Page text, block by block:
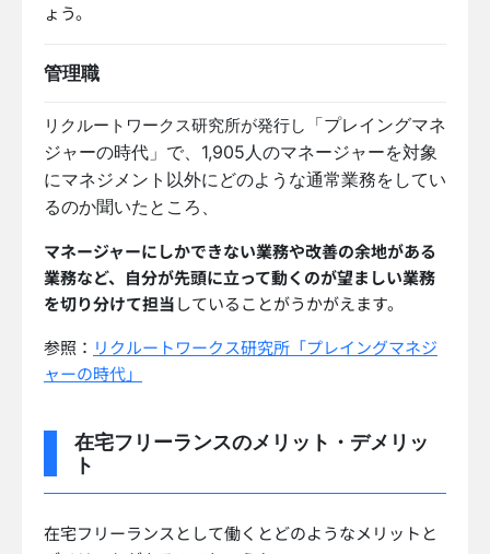
ょう。
管理職
リクルートワークス研究所が発行し 「プレイングマネ
ジャーの時代」で、1,905人のマネージャーを対象
にマネジメント以外にどのような通常業務をしてい
るのか聞いたところ、
マネージャーにしかできない業務や改善の余地がある
業務など、自分が先頭に立って動くのが望ましい業務
を切り分けて担当していることがうかがえます。
参照： リクルートワークス研究所「プレイングマネジ
ャーの時代」
在宅フリーランスのメリット・デメリッ
ト
在宅フリーランスとして働くとどのようなメリットと